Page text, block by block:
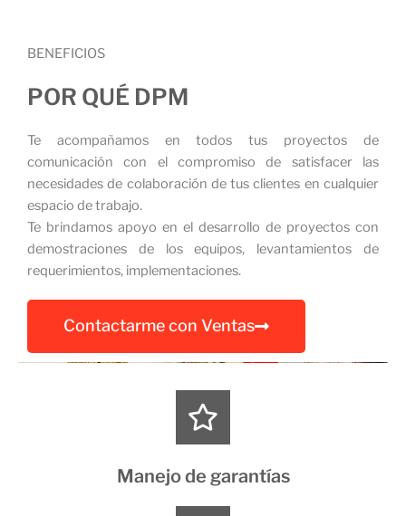
BENEFICIOS
POR QUÉ DPM
Te acompañamos en todos tus proyectos de
comunicación con el compromiso de satisfacer las
necesidades de colaboración de tus clientes en cualquier
espacio de trabajo.
Te brindamos apoyo en el desarrollo de proyectos con
demostraciones de los equipos, levantamientos de
requerimientos, implementaciones.
Contactarme con Ventas
Manejo de garantías